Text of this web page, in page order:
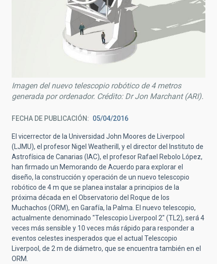
Imagen del nuevo telescopio robótico de 4 metros
generada por ordenador. Crédito: Dr Jon Marchant (ARI).
FECHA DE PUBLICACIÓN 05/04/2016
El vicerrector de la Universidad John Moores de Liverpool
(LJMU), el profesor Nigel Weatherill, y el director del Instituto de
Astrofísica de Canarias (IAC), el profesor Rafael Rebolo López,
han firmado un Memorando de Acuerdo para explorar el
diseño, la construcción y operación de un nuevo telescopio
robótico de 4 m que se planea instalar a principios de la
próxima década en el Observatorio del Roque de los
Muchachos (ORM), en Garafía, la Palma. El nuevo telescopio,
actualmente denominado "Telescopio Liverpool 2" (TL2), será 4
veces más sensible y 10 veces más rápido para responder a
eventos celestes inesperados que el actual Telescopio
Liverpool, de 2 m de diámetro, que se encuentra también en el
ORM.